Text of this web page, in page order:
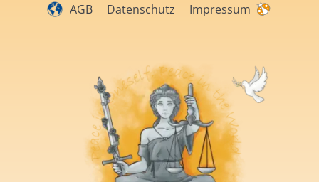
AGB Datenschutz Impressum